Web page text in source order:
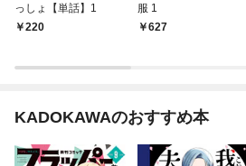
っしょ【単話】1
220
服 1
627
KADOKAWAのおすすめ本